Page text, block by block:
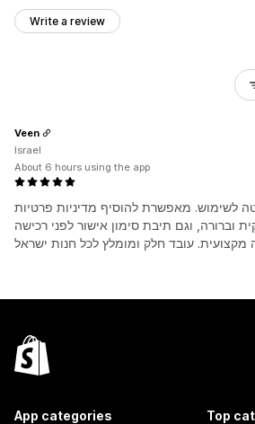
Write a review
לשימוש. מאפשרת להוסיף מדיניות פרטיות
וברורה, וגם תיבת סימון אישור לפני רכישה
Veen
Israel
About 6 hours using the app
App categories Top